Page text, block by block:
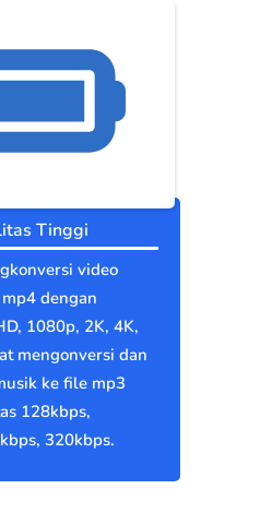
Tinggi
video
dengan
1080p, 2K, 4K,
mengonversi dan
ke file mp3
128kbps,
320kbps.